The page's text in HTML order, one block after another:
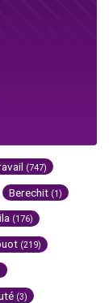
(747)
Berechit (1)
(176)
(219)
(3)